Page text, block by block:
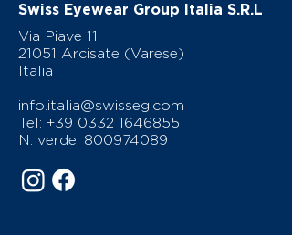
Swiss Eyewear Group Italia S.R.L
Via Piave 11
21051 Arcisate (Varese)
Italia
info.italia@swisseg.com
Tel: +39 0332 1646855
N. verde: 800974089